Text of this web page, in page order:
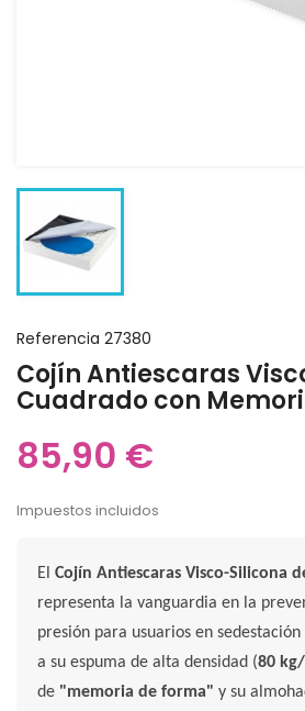
Referencia 27380
Cojín Antiescaras
Cuadrado con
85,90 €
Impuestos incluidos
ElCojín Antiescaras Visco-Silicona
representa la vanguardia en la
presión para usuarios en
a su espuma de alta densidad (80
de "memoria de forma" y su